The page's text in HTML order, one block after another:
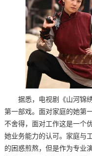
据悉，电视剧《山河锦
第一部戏。面对家庭的她第
不舍得，面对工作这是一个
她业务能力的认可。家庭与
的困惑煎熬，但是作为专业